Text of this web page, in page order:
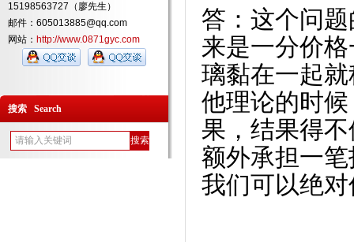
15198563727（廖先生）
邮件：605013885@qq.com
网站： http://www.0871gyc.com
搜索 Search
答：这个问
来是一分价
璃黏在一起
他理论的时
果，结果得
额外承担一
我们可以绝